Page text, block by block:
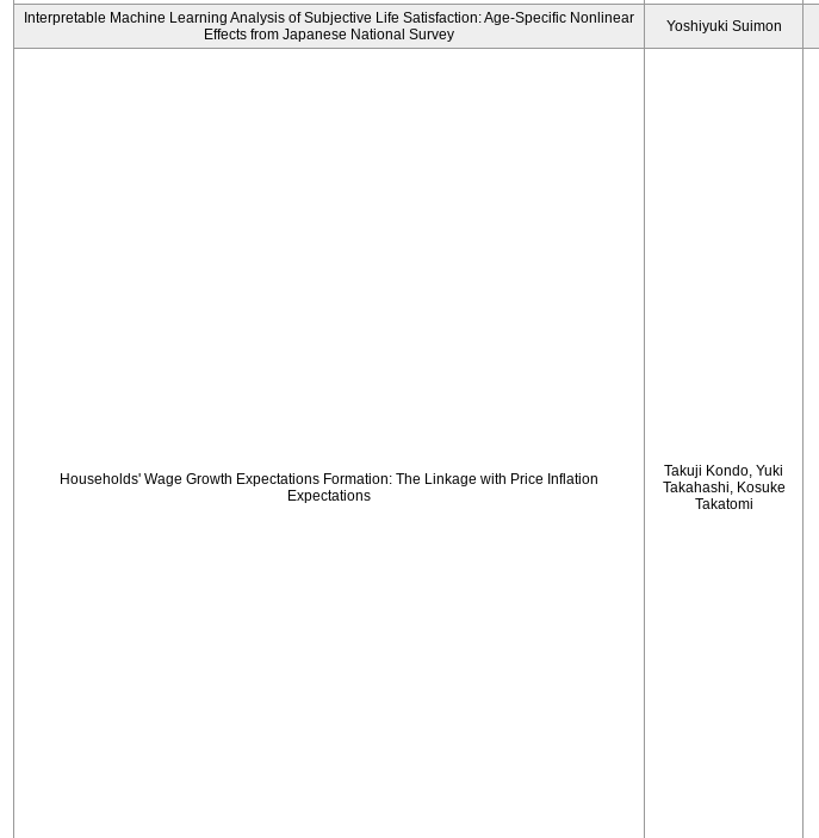
Interpretable Machine Learning Analysis of Subjective Life Satisfaction: Age-Specific Nonlinear
Effects from Japanese National Survey
Yoshiyuki Suimon
Households' Wage Growth Expectations Formation: The Linkage with Price Inflation
Expectations
Takuji Kondo, Yuki
Takahashi, Kosuke
Takatomi